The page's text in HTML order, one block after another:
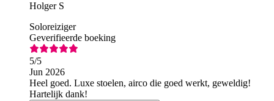
Holger S
Soloreiziger
Geverifieerde boeking
5/5
Jun 2026
Heel goed. Luxe stoelen, airco die goed werkt, geweldig!
Hartelijk dank!